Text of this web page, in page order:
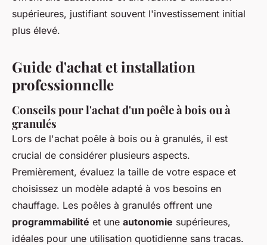
supérieures, justifiant souvent l'investissement initial
plus élevé.
Guide d'achat et installation
professionnelle
Conseils pour l'achat d'un poêle à bois ou à
granulés
Lors de l'achat poêle à bois ou à granulés, il est
crucial de considérer plusieurs aspects.
Premièrement, évaluez la taille de votre espace et
choisissez un modèle adapté à vos besoins en
chauffage. Les poêles à granulés offrent une
programmabilité et une autonomie supérieures,
idéales pour une utilisation quotidienne sans tracas.